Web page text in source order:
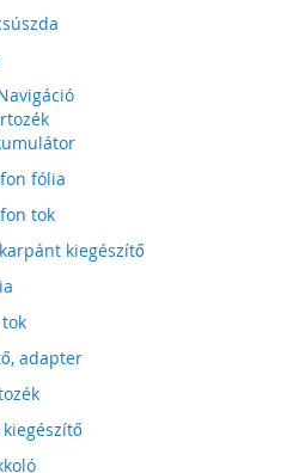
fólia
tok
kiegészítő
adapter